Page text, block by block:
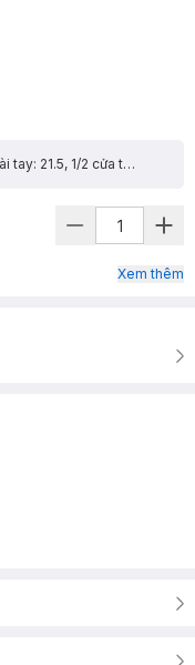
Chiều dài: 70, Rộng vai: 41.5, 1/2 ngực: 50, Dài tay: 21.5, 1/2 cửa tay: 15.3
Xem thêm